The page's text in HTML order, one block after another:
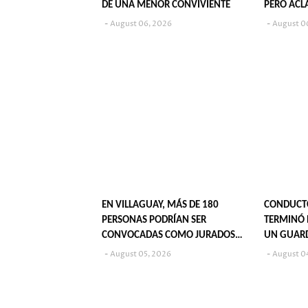
DE UNA MENOR CONVIVIENTE
August 06, 2026
PERO
SU
August
EN VILLAGUAY, MÁS DE 180
PERSONAS PODRÍAN SER
CONVOCADAS COMO JURADOS
POPULARES EN 2027
August 05, 2026
UN
August